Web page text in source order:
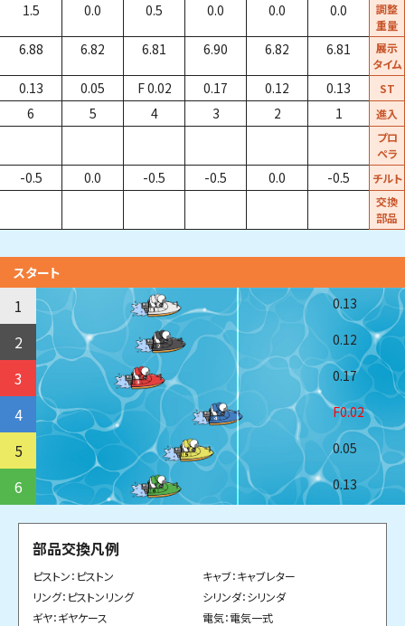
調整
重量
0.0
0.0
0.0
0.5
0.0
1.5
展示
タイム
6.81
6.82
6.90
6.81
6.82
6.88
ST
0.13
0.12
0.17
F 0.02
0.05
0.13
進入
1
2
3
4
5
6
プロ
ペラ
チルト
-0.5
0.0
-0.5
-0.5
0.0
-0.5
交換
部品
スタート
1 0.13
2 0.12
3 0.17
4 F0.02
5 0.05
6 0.13
部品交換凡例
ピストン：ピストン
リング：ピストンリング
ギヤ：ギヤケース
キャブ：キャブレター
シリンダ：シリンダ
電気：電気一式